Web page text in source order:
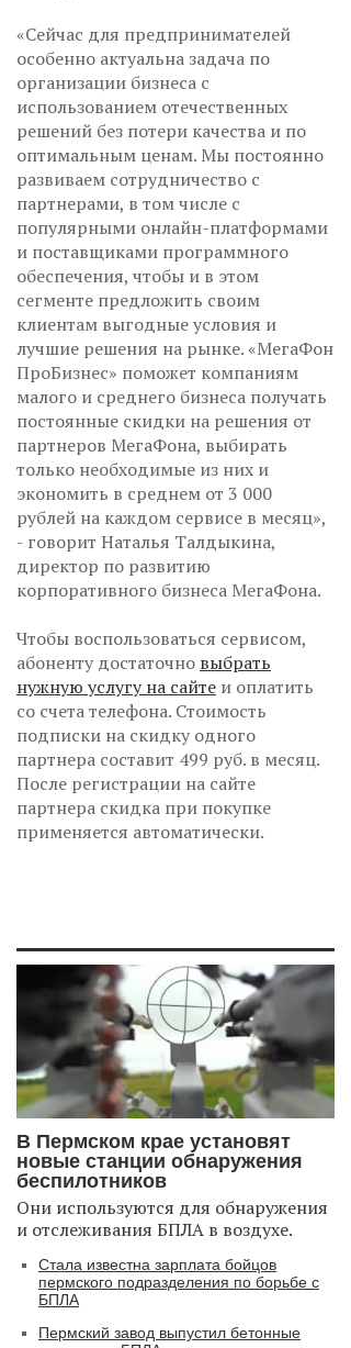
«Сейчас для предпринимателей
особенно актуальна задача по
организации бизнеса с
использованием отечественных
решений без потери качества и по
оптимальным ценам. Мы постоянно
развиваем сотрудничество с
партнерами, в том числе с
популярными онлайн-платформами
и поставщиками программного
обеспечения, чтобы и в этом
сегменте предложить своим
клиентам выгодные условия и
лучшие решения на рынке. «МегаФон
ПроБизнес» поможет компаниям
малого и среднего бизнеса получать
постоянные скидки на решения от
партнеров МегаФона, выбирать
только необходимые из них и
экономить в среднем от 3 000
рублей на каждом сервисе в месяц»,
- говорит Наталья Талдыкина,
директор по развитию
корпоративного бизнеса МегаФона.
Чтобы воспользоваться сервисом,
абоненту достаточно выбрать
нужную услугу на сайте и оплатить
со счета телефона. Стоимость
подписки на скидку одного
партнера составит 499 руб. в месяц.
После регистрации на сайте
партнера скидка при покупке
применяется автоматически.
В Пермском крае установят
новые станции обнаружения
беспилотников
Они используются для обнаружения
и отслеживания БПЛА в воздухе.
Стала известна зарплата бойцов
пермского подразделения по борьбе с
БПЛА
Пермский завод выпустил бетонные